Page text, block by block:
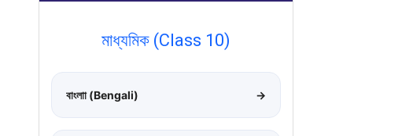
মাধ্যমিক (Class 10)
বাংলাা (Bengali) →